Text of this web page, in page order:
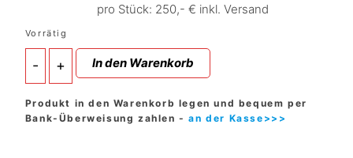
pro Stück: 250,- € inkl. Versand
Vorrätig
-
Bergkristall-
Amethyst-
Kupferblume
für
den
+ In den Warenkorb
Produkt in den Warenkorb legen und bequem per
Bank-Überweisung zahlen -an der Kasse>>>